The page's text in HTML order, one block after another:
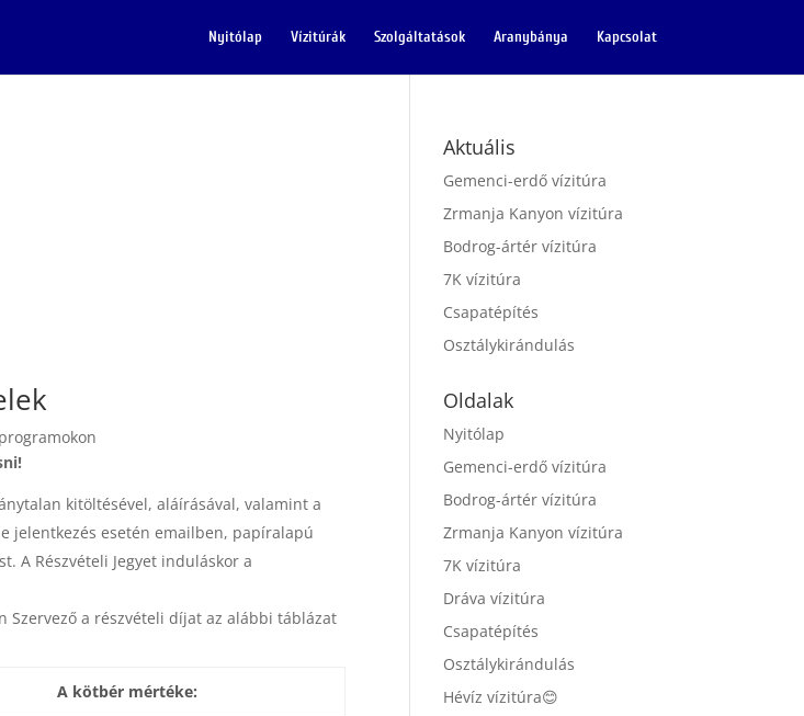
Nyitólap Vízitúrák Szolgáltatások Aranybánya Kapcsolat
kitöltésével, aláírásával, valamint a
jelentkezés esetén emailben, papíralapú
A Részvételi Jegyet induláskor a
Szervező a részvételi díjat az alábbi táblázat
A kötbér mértéke:
Aktuális
Gemenci-erdő vízitúra
Zrmanja Kanyon vízitúra
Bodrog-ártér vízitúra
7K vízitúra
Csapatépítés
Osztálykirándulás
Oldalak
Nyitólap
Gemenci-erdő vízitúra
Bodrog-ártér vízitúra
Zrmanja Kanyon vízitúra
7K vízitúra
Dráva vízitúra
Csapatépítés
Osztálykirándulás
Hévíz vízitúra😊